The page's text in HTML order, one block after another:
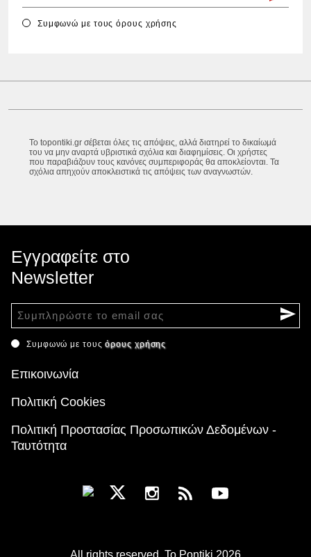
Συμφωνώ με τουςόρους χρήσης
Το topontiki.gr σέβεται όλες τις απόψεις, αλλά διατηρεί το δικαίωμά
του να μην αναρτά υβριστικά σχόλια και διαφημίσεις. Οι χρήστες
που παραβιάζουν τους κανόνες συμπεριφοράς θα αποκλείονται. Τα
σχόλια απηχούν αποκλειστικά τις απόψεις των αναγνωστών.
Εγγραφείτε στο
Newsletter
Συμφωνώ με τουςόρους χρήσης
Επικοινωνία
Πολιτική Cookies
Πολιτική Προστασίας Προσωπικών Δεδομένων -
Ταυτότητα
All rights reserved. To Pontiki 2026